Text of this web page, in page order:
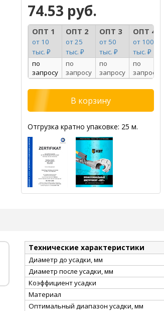
74.53 руб.
ОПТ 1
от 10
тыс. ₽
ОПТ 2
от 25
тыс. ₽
ОПТ 3
от 50
тыс. ₽
ОПТ 4
от 100
тыс. ₽
по
запросу
по
запросу
по
запросу
по
запросу
Отгрузка кратно упаковке: 25 м.
Технические характеристики
Диаметр до усадки, мм
Диаметр после усадки, мм
Коэффициент усадки
Материал
Оптимальный диапазон усадки, мм